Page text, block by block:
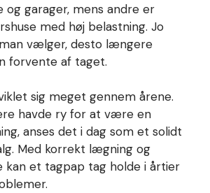
og garager, mens andre er
med høj belastning. Jo
vælger, desto længere
forvente af taget.
sig meget gennem årene.
havde ry for at være en
anses det i dag som et solidt
Med korrekt lægning og
kan et tagpap tag holde i årtier